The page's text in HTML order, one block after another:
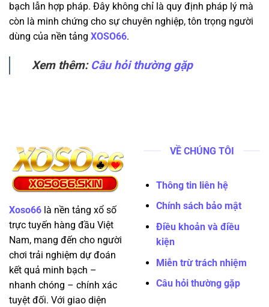
bạch lẫn hợp pháp. Đây không chỉ là quy định pháp lý mà
còn là minh chứng cho sự chuyên nghiệp, tôn trọng người
dùng của nền tảng XOSO66.
Xem thêm: Câu hỏi thường gặp
Xoso66 là nền tảng xổ số
trực tuyến hàng đầu Việt
Nam, mang đến cho người
chơi trải nghiệm dự đoán
kết quả minh bạch –
nhanh chóng – chính xác
tuyệt đối. Với giao diện
VỀ CHÚNG TÔI
Thông tin liên hệ
Chính sách bảo mật
Điều khoản và điều
kiện
Miễn trừ trách nhiệm
Câu hỏi thường gặp